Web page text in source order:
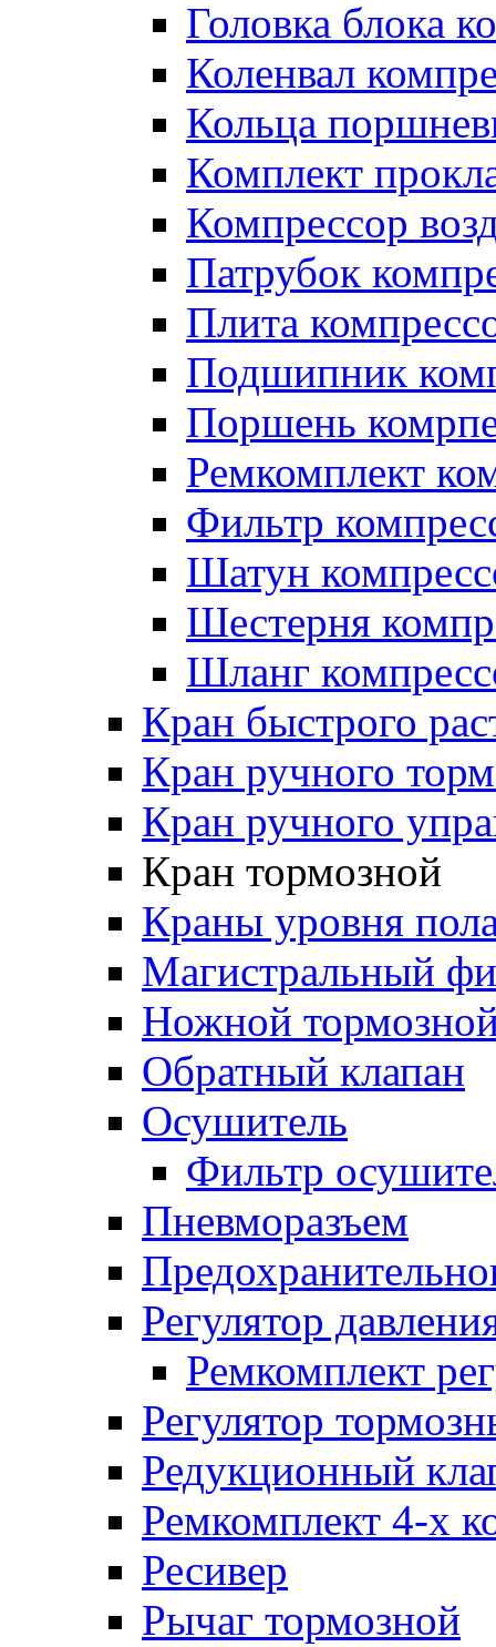
Головка блока
Коленвал
Кольца
Комплект
Компрессор
Патрубок
Плита
Подшипник
Поршень
Ремкомплект
Фильтр
Шатун
Шестерня
Шланг
Кран быстрого
Кран ручного
Кран ручного
Кран тормозной
Краны уровня
Магистральный
Ножной
Обратный клапан
Осушитель
Фильтр
Пневморазъем
Регулятор
Ремкомплект
Регулятор
Редукционный
Ремкомплект 4-х
Ресивер
Рычаг тормозной